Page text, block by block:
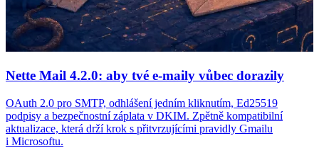
Nette Mail 4.2.0: aby tvé e-maily vůbec dorazily
OAuth 2.0 pro SMTP, odhlášení jedním kliknutím, Ed25519
podpisy a bezpečnostní záplata v DKIM. Zpětně kompatibilní
aktualizace, která drží krok s přitvrzujícími pravidly Gmailu
i Microsoftu.